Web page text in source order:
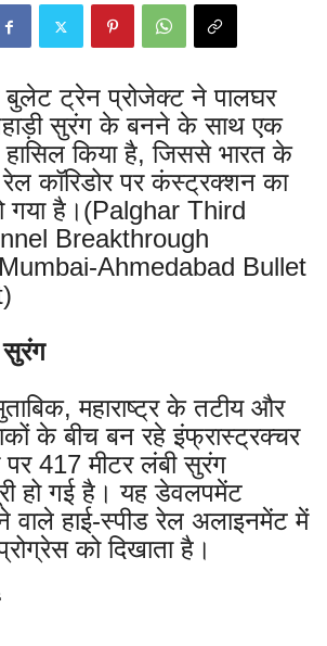
बुलेट ट्रेन प्रोजेक्ट ने पालघर
सुरंग के बनने के साथ एक
किया है, जिससे भारत के
कॉरिडोर पर कंस्ट्रक्शन का
गया है।(Palghar Third
Breakthrough
Ahmedabad Bullet
सुरंग
महाराष्ट्र के तटीय और
के बीच बन रहे इंफ्रास्ट्रक्चर
417 मीटर लंबी सुरंग
हो गई है। यह डेवलपमेंट
वाले हाई-स्पीड रेल अलाइनमेंट में
को दिखाता है।